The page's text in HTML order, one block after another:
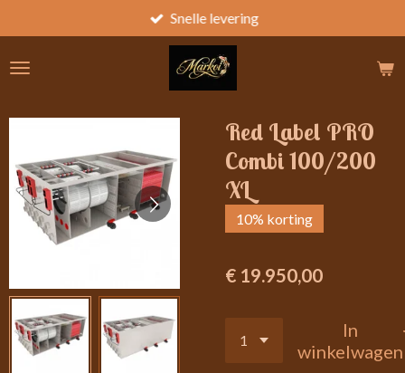
direct
naar
Snelle levering
Red Label PRO
Combi 100/200
XL
10% korting
€ 19.950,00
In
winkelwagen